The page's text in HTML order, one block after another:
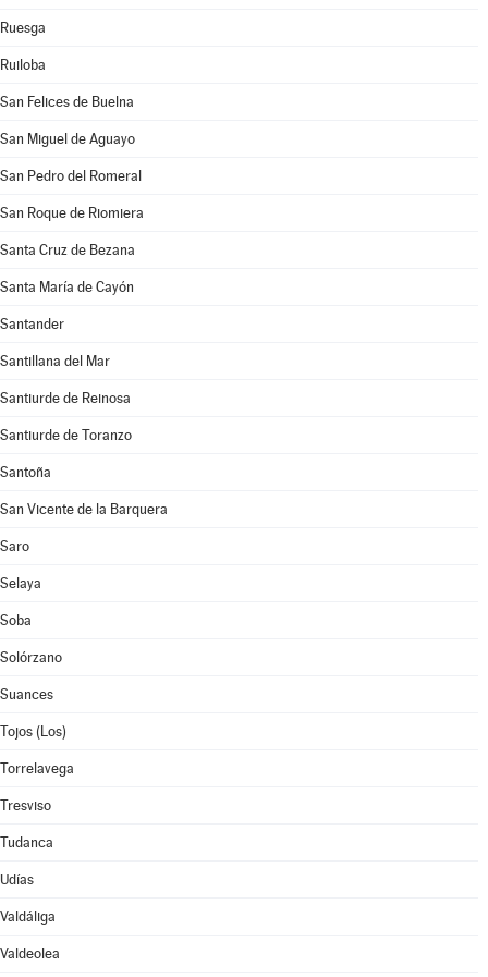
Ruesga
Ruiloba
San Felices de Buelna
San Miguel de Aguayo
San Pedro del Romeral
San Roque de Riomiera
Santa Cruz de Bezana
Santa María de Cayón
Santander
Santillana del Mar
Santiurde de Reinosa
Santiurde de Toranzo
Santoña
San Vicente de la Barquera
Saro
Selaya
Soba
Solórzano
Suances
Tojos (Los)
Torrelavega
Tresviso
Tudanca
Udías
Valdáliga
Valdeolea